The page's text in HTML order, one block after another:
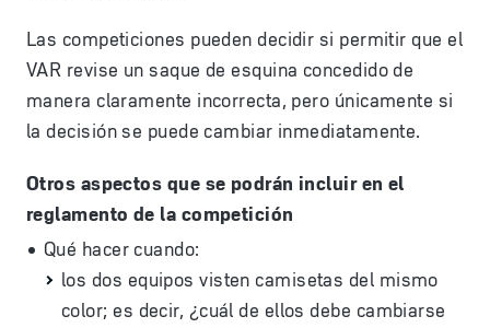
Las competiciones pueden decidir si permitir que el
VAR revise un saque de esquina concedido de
manera claramente incorrecta, pero únicamente si
la decisión se puede cambiar inmediatamente.
Otros aspectos que se podrán incluir en el
reglamento de la competición
Qué hacer cuando:
los dos equipos visten camisetas del mismo
color; es decir, ¿cuál de ellos debe cambiarse